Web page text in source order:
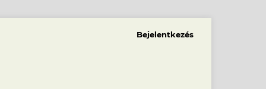
Bejelentkezés